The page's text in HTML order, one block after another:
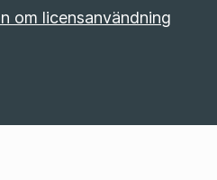
om licensanvändning